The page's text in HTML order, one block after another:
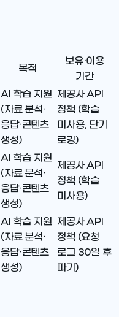
목적
보유·이용
기간
AI 학습 지원
(자료 분석·
응답·콘텐츠
생성)
제공사 API
정책 (학습
미사용, 단기
로깅)
AI 학습 지원
(자료 분석·
응답·콘텐츠
생성)
제공사 API
정책 (학습
미사용)
AI 학습 지원
(자료 분석·
응답·콘텐츠
생성)
제공사 API
정책 (요청
로그 30일 후
파기)